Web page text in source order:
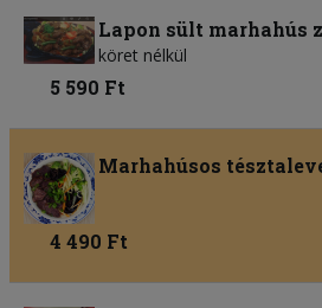
Lapon sült marhahús
köret nélkül
5 590 Ft
Marhahúsos
4 490 Ft